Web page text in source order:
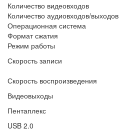
Количество видеовходов
Количество аудиовходов/выходов
Операционная система
Формат сжатия
Режим работы
Скорость записи
Скорость воспроизведения
Видеовыходы
Пентаплекс
USB 2.0